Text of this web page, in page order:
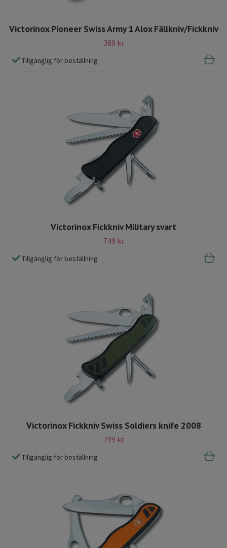
Victorinox Pioneer Swiss Army 1 Alox Fällkniv/Fickkniv
389 kr
Tillgänglig för beställning
Victorinox Fickkniv Military svart
749 kr
Tillgänglig för beställning
Victorinox Fickkniv Swiss Soldiers knife 2008
799 kr
Tillgänglig för beställning